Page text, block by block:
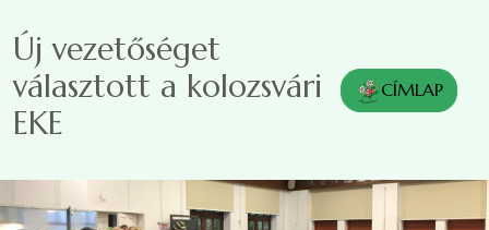
Új vezetőséget
választott a kolozsvári
EKE
CÍMLAP